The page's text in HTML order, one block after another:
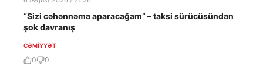
“Sizi cəhənnəmə aparacağam” – taksi sürücüsündən
şok davranış
CƏMIYYƏT
0 0